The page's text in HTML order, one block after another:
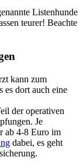
Listenhunde
teurer! Beachte
kann zum
es dort auch eine
der operativen
Je
ab 4-8 Euro im
dabei, es geht